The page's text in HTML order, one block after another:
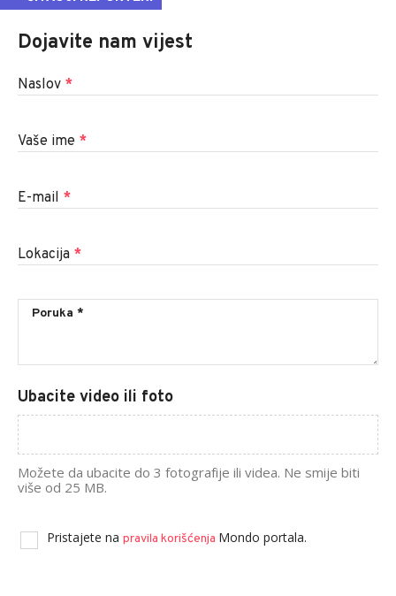
Dojavite nam vijest
Naslov *
Vaše ime *
E-mail *
Lokacija *
Ubacite video ili foto
Možete da ubacite do 3 fotografije ili videa. Ne smije biti
više od 25 MB.
Pristajete na pravila korišćenja Mondo portala.